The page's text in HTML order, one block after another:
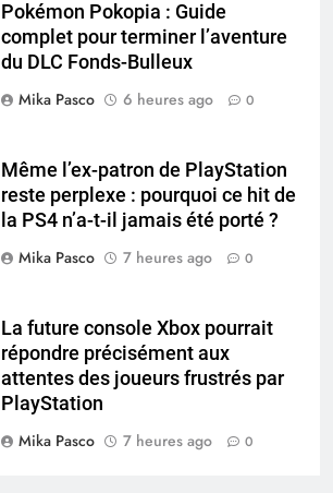
Pokémon Pokopia : Guide
complet pour terminer l’aventure
du DLC Fonds-Bulleux
Mika Pasco
6 heures ago 0
Même l’ex-patron de PlayStation
reste perplexe : pourquoi ce hit de
la PS4 n’a-t-il jamais été porté ?
Mika Pasco
7 heures ago 0
La future console Xbox pourrait
répondre précisément aux
attentes des joueurs frustrés par
PlayStation
Mika Pasco
7 heures ago 0